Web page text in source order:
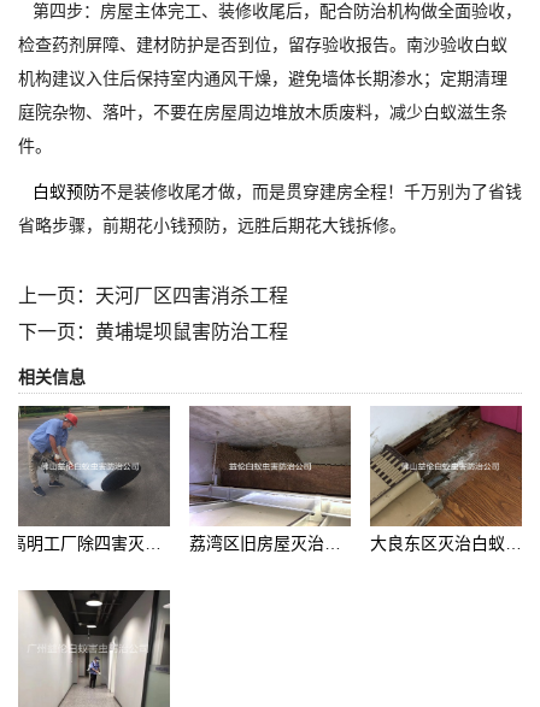
第四步：房屋主体完工、装修收尾后，配合防治机构做全面验收，
检查药剂屏障、建材防护是否到位，留存验收报告。南沙验收白蚁
机构建议入住后保持室内通风干燥，避免墙体长期渗水；定期清理
庭院杂物、落叶，不要在房屋周边堆放木质废料，减少白蚁滋生条
件。
白蚁预防不是装修收尾才做，而是贯穿建房全程！千万别为了省钱
省略步骤，前期花小钱预防，远胜后期花大钱拆修。
上一页： 天河厂区四害消杀工程
下一页： 黄埔堤坝鼠害防治工程
相关信息